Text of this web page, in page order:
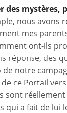
des mystères,
nous avons
mes
ont-ils
réponse, des
notre
ce Portail
sont réellement
qui a fait de lui